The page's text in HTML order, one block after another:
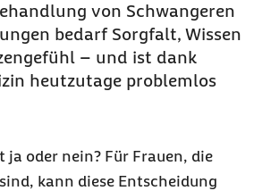
bei Epilepsie in der
nehmen?
der Atemwege in der
in der
von Schwangeren
bedarf Sorgfalt, Wissen
– und ist dank
heutzutage problemlos
ja oder nein? Für Frauen, die
kann diese Entscheidung